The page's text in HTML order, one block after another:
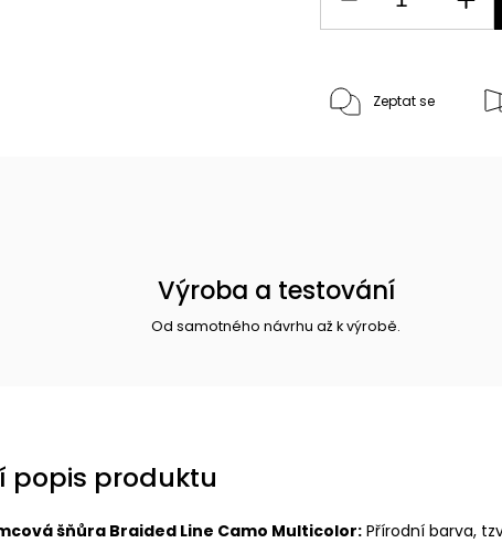
Zeptat se
Výroba a testování
Od samotného návrhu až k výrobě.
popis produktu
šňůra Braided Line Camo Multicolor: Přírodní barva,